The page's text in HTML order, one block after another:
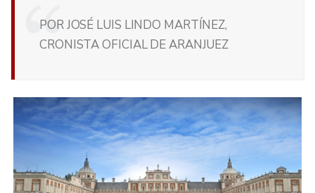
POR JOSÉ LUIS LINDO MARTÍNEZ,
CRONISTA OFICIAL DE ARANJUEZ